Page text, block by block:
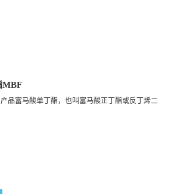
MBF
品富马酸单丁酯，也叫富马酸正丁酯或反丁烯二